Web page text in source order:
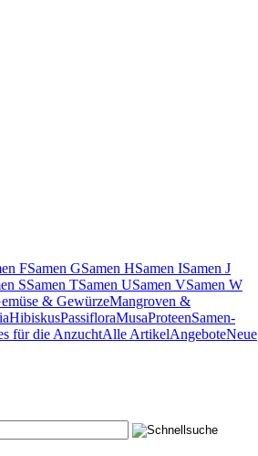
FSamen GSamen HSamen ISamen J
SSamen TSamen USamen VSamen W
& GewürzeMangroven &
HibiskusPassifloraMusaProteenSamen-
für die AnzuchtAlle ArtikelAngeboteNeue